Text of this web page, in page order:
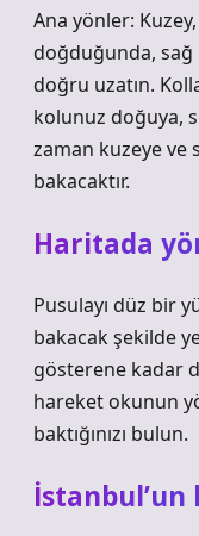
Ana yönler:
doğduğunda,
doğru uzatın.
kolunuz doğuya,
zaman kuzeye ve
bakacaktır.
Haritada
Pusulayı düz bir
bakacak şekilde
gösterene kadar
hareket okunun
baktığınızı bulun.
İstanbul’un